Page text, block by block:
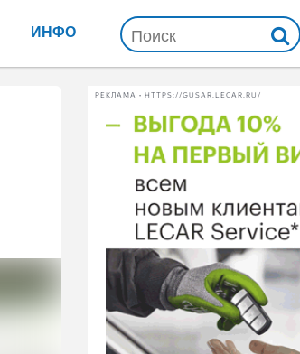
ИНФО
РЕКЛАМА • HTTPS://GUSAR.LECAR.RU/